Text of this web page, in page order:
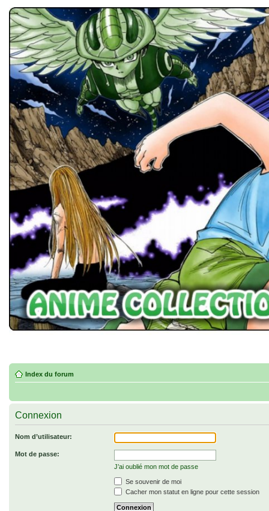
Index du forum
Connexion
Nom d’utilisateur:
Mot de passe:
J’ai oublié mon mot de passe
Se souvenir de moi
Cacher mon statut en ligne pour cette session